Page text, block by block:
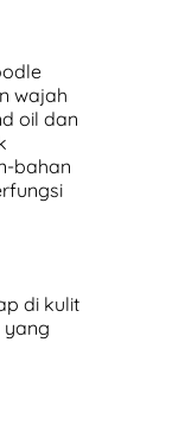
wajah
oil dan
bahan
di kulit
yang